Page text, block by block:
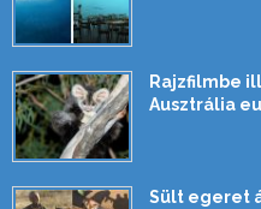
Rajzfilmbe
Ausztrália
Sült egeret